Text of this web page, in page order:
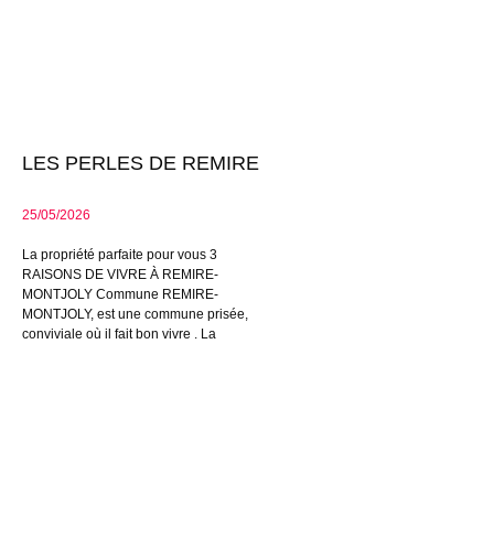
LES PERLES DE REMIRE
25/05/2026
La propriété parfaite pour vous 3
RAISONS DE VIVRE À REMIRE-
MONTJOLY Commune REMIRE-
MONTJOLY, est une commune prisée,
conviviale où il fait bon vivre . La